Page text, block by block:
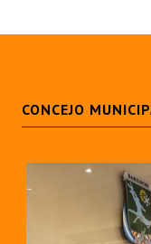
CONCEJO